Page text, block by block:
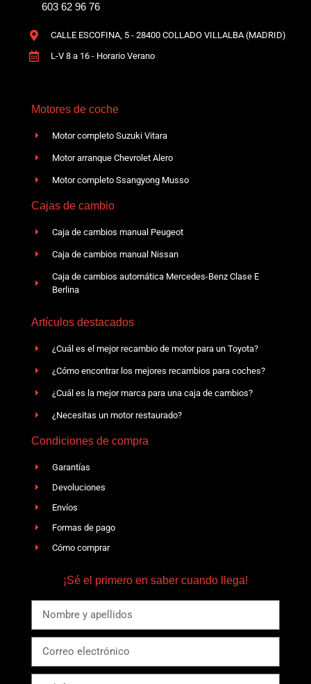
603 62 96 76
CALLE ESCOFINA, 5 - 28400 COLLADO VILLALBA (MADRID)
L-V 8 a 16 - Horario Verano
Motores de coche
Motor completo Suzuki Vitara
Motor arranque Chevrolet Alero
Motor completo Ssangyong Musso
Cajas de cambio
Caja de cambios manual Peugeot
Caja de cambios manual Nissan
Caja de cambios automática Mercedes-Benz Clase E
Berlina
Artículos destacados
¿Cuál es el mejor recambio de motor para un Toyota?
¿Cómo encontrar los mejores recambios para coches?
¿Cuál es la mejor marca para una caja de cambios?
¿Necesitas un motor restaurado?
Condiciones de compra
Garantías
Devoluciones
Envíos
Formas de pago
Cómo comprar
¡Sé el primero en saber cuando llega!